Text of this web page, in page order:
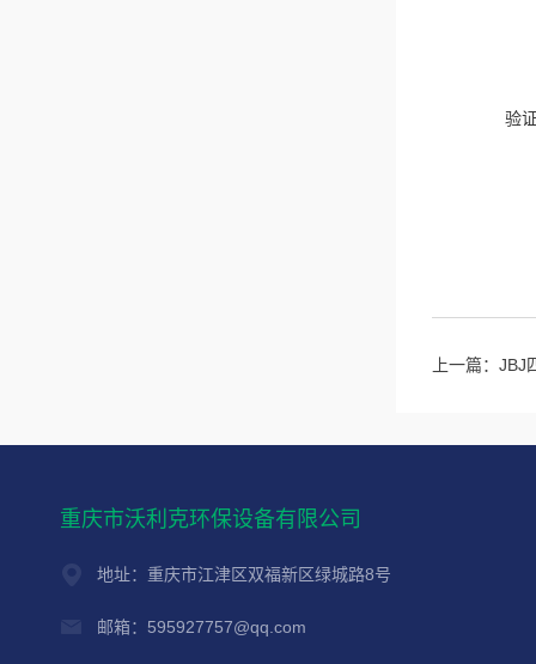
验
上一篇： JBJ
重庆市沃利克环保设备有限公司
地址：重庆市江津区双福新区绿城路8号
邮箱：595927757@qq.com